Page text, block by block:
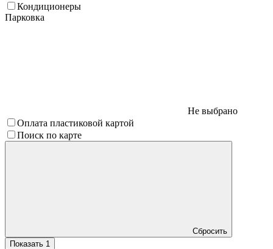
Кондиционеры
Парковка
Не выбрано
Оплата пластиковой картой
Поиск по карте
Сбросить
Показать 1